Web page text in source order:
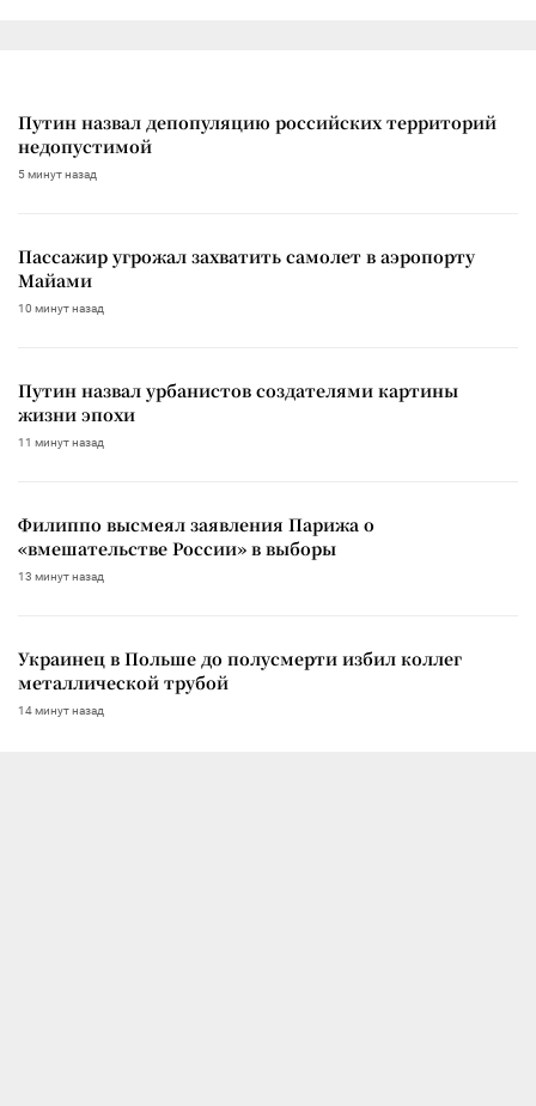
Путин назвал депопуляцию российских территорий
недопустимой
5 минут назад
Пассажир угрожал захватить самолет в аэропорту
Майами
10 минут назад
Путин назвал урбанистов создателями картины
жизни эпохи
11 минут назад
Филиппо высмеял заявления Парижа о
«вмешательстве России» в выборы
13 минут назад
Украинец в Польше до полусмерти избил коллег
металлической трубой
14 минут назад